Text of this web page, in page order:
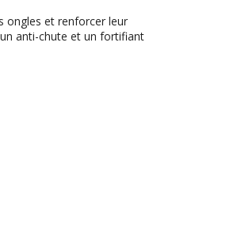
ongles et renforcer leur
anti-chute et un fortifiant